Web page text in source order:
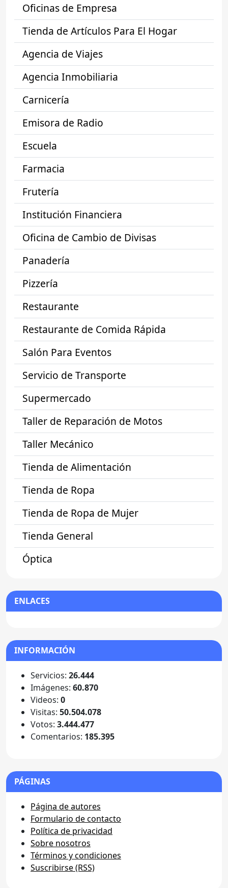
Oficinas de Empresa
Tienda de Artículos Para El Hogar
Agencia de Viajes
Agencia Inmobiliaria
Carnicería
Emisora de Radio
Escuela
Farmacia
Frutería
Institución Financiera
Oficina de Cambio de Divisas
Panadería
Pizzería
Restaurante
Restaurante de Comida Rápida
Salón Para Eventos
Servicio de Transporte
Supermercado
Taller de Reparación de Motos
Taller Mecánico
Tienda de Alimentación
Tienda de Ropa
Tienda de Ropa de Mujer
Tienda General
Óptica
ENLACES
INFORMACIÓN
Servicios: 26.444
Imágenes: 60.870
Videos: 0
Visitas: 50.504.078
Votos: 3.444.477
Comentarios: 185.395
PÁGINAS
Página de autores
Formulario de contacto
Política de privacidad
Sobre nosotros
Términos y condiciones
Suscribirse (RSS)